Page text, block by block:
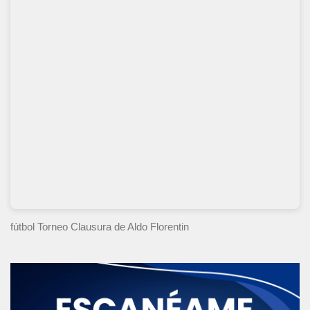
fútbol Torneo Clausura de Aldo Florentin